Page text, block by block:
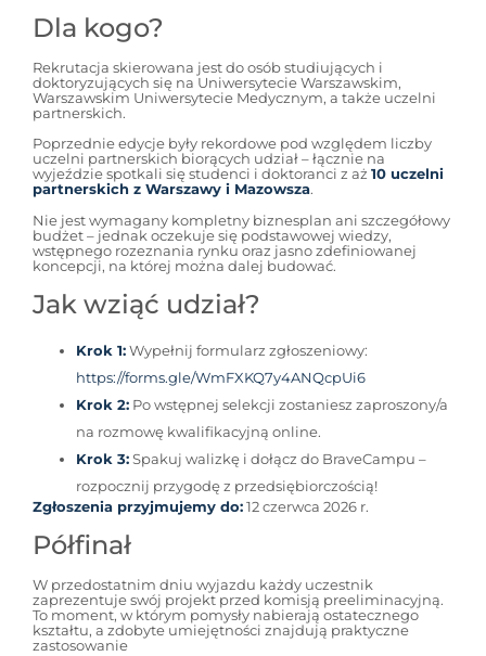
Dla kogo?
Rekrutacja skierowana jest do osób studiujących i
doktoryzujących się na Uniwersytecie Warszawskim,
Warszawskim Uniwersytecie Medycznym, a także uczelni
partnerskich.
Poprzednie edycje były rekordowe pod względem liczby
uczelni partnerskich biorących udział – łącznie na
wyjeździe spotkali się studenci i doktoranci z aż 10 uczelni
partnerskich z Warszawy i Mazowsza.
Nie jest wymagany kompletny biznesplan ani szczegółowy
budżet – jednak oczekuje się podstawowej wiedzy,
wstępnego rozeznania rynku oraz jasno zdefiniowanej
koncepcji, na której można dalej budować.
Jak wziąć udział?
Krok 1: Wypełnij formularz zgłoszeniowy:
https://forms.gle/WmFXKQ7y4ANQcpUi6
Krok 2: Po wstępnej selekcji zostaniesz zaproszony/a
na rozmowę kwalifikacyjną online.
Krok 3: Spakuj walizkę i dołącz do BraveCampu –
rozpocznij przygodę z przedsiębiorczością!
Zgłoszenia przyjmujemy do: 12 czerwca 2026 r.
Półfinał
W przedostatnim dniu wyjazdu każdy uczestnik
zaprezentuje swój projekt przed komisją preeliminacyjną.
To moment, w którym pomysły nabierają ostatecznego
kształtu, a zdobyte umiejętności znajdują praktyczne
zastosowanie